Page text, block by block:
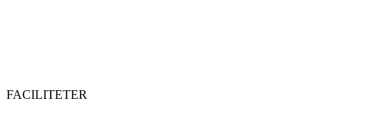
FACILITETER